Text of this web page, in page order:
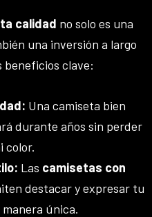
calidad no solo es una
una inversión a largo
beneficios clave:
Una camiseta bien
durante años sin perder
color.
Las camisetas con
destacar y expresar tu
única.